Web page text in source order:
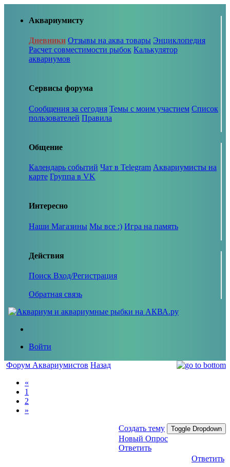
Аквариумисту
Дневники Отзывы на аква товары Энциклопедия
Расчет совместимости рыбок Калькулятор
аквариумов
Сервисы форума
Сообщения за сегодня Темы с моим участием Список
пользователей Правила
Общение
Календарь событий Чат в Telegram Аквариумисты на
карте Группа в VK
Интересно
Наши Магазины Мы все :) Игра на память
Действия
Поиск Вход/Регистрация
Обратная связь
Войти
Форум Аквариумистов Назад
«
1
2
»
Создать тему Toggle Dropdown
Новый Опрос
Ответить
Ответить